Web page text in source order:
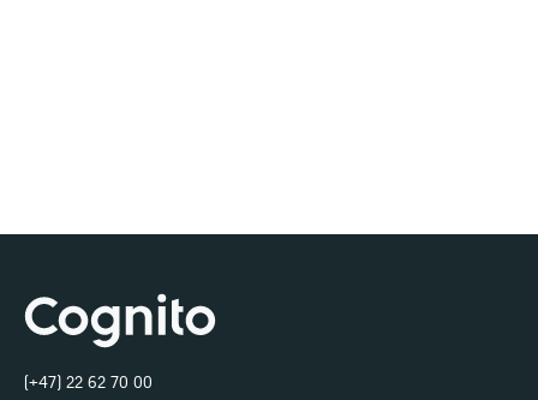
(+47) 22 62 70 00